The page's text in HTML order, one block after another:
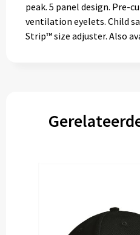
peak. 5 panel design. Pre-
ventilation eyelets. Child
Strip™ size adjuster. Also